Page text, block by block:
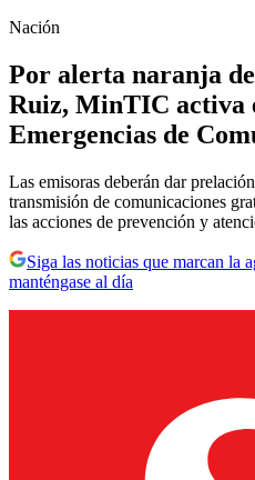
Nación
Por alerta naranja
Ruiz, MinTIC activa
Emergencias de
Las emisoras deberán dar
transmisión de comunicaciones
las acciones de prevención y
Siga las noticias que marcan la
manténgase al día